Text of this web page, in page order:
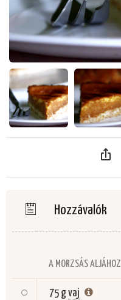
Hozzávalók
A MORZSÁS ALJÁHOZ
75 gvaj